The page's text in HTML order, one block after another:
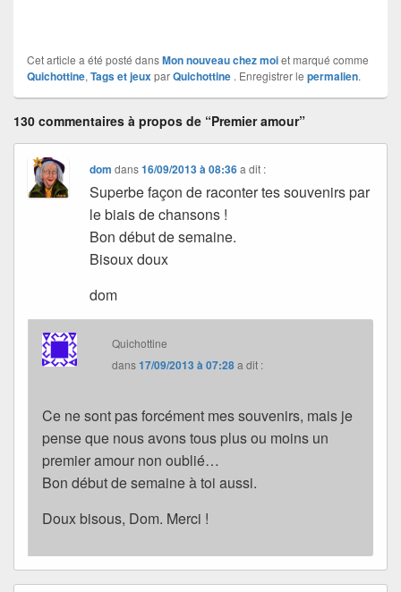
Cet article a été posté dansMon nouveau chez moiet marqué comme
Quichottine, Tags et jeux parQuichottine . Enregistrer le permalien.
130 commentaires à propos de “Premier amour”
dom dans16/09/2013 à 08:36 a dit :
Superbe façon de raconter tes souvenirs par
le biais de chansons !
Bon début de semaine.
Bisoux doux
dom
Quichottine
dans17/09/2013 à 07:28a dit :
Ce ne sont pas forcément mes souvenirs, mais je
pense que nous avons tous plus ou moins un
premier amour non oublié…
Bon début de semaine à toi aussi.
Doux bisous, Dom. Merci !